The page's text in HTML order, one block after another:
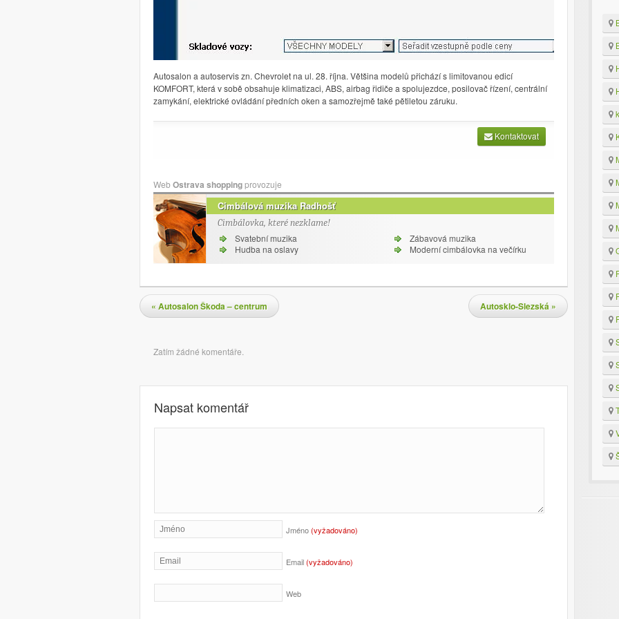
Autosalon a autoservis zn. Chevrolet na ul. 28. října. Většina modelů přichází s limitovanou edicí
KOMFORT, která v sobě obsahuje klimatizaci, ABS, airbag řidiče a spolujezdce, posilovač řízení, centrální
zamykání, elektrické ovládání předních oken a samozřejmě také pětiletou záruku.
Kontaktovat
WebOstrava shoppingprovozuje
Cimbálová muzika Radhošť
Cimbálovka, které nezklame!
Svatební muzika
Hudba na oslavy
Zábavová muzika
Moderní cimbálovka na večírku
Navigace pro příspěvky
« Autosalon Škoda – centrum Autosklo-Slezská »
Komentáře
Zatím žádné komentáře.
Napsat komentář
Jméno(vyžadováno)
Email(vyžadováno)
Web